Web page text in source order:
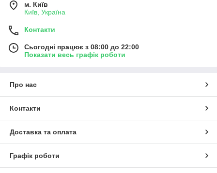
м. Київ
Київ, Україна
Контакти
Сьогодні працює з 08:00 до 22:00
Показати весь графік роботи
Про нас
Контакти
Доставка та оплата
Графік роботи